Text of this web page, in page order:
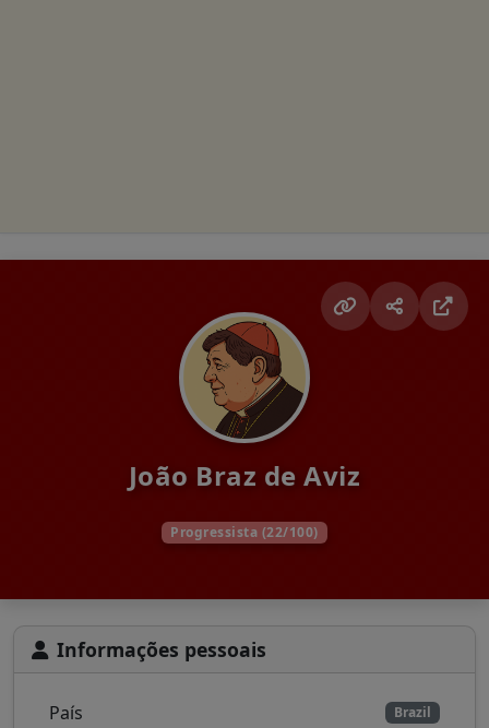
João Braz de Aviz
Progressista (22/100)
Informações pessoais
País Brazil